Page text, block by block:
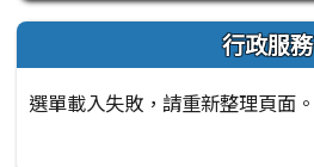
行政服務
選單載入失敗，請重新整理頁面。